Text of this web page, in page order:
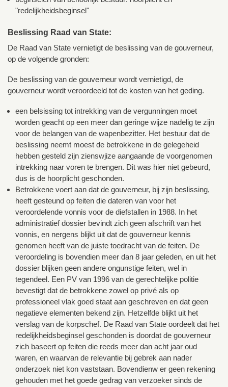
"redelijkheidsbeginsel"
Beslissing Raad van State:
De Raad van State vernietigt de beslissing van de gouverneur,
op de volgende gronden:
De beslissing van de gouverneur wordt vernietigd, de
gouverneur wordt veroordeeld tot de kosten van het geding.
een belsissing tot intrekking van de vergunningen moet
worden geacht op een meer dan geringe wijze nadelig te zijn
voor de belangen van de wapenbezitter. Het bestuur dat de
beslissing neemt moest de betrokkene in de gelegeheid
hebben gesteld zijn zienswjize aangaande de voorgenomen
intrekking naar voren te brengen. Dit was hier niet gebeurd,
dus is de hoorplicht geschonden.
Betrokkene voert aan dat de gouverneur, bij zijn beslissing,
heeft gesteund op feiten die dateren van voor het
veroordelende vonnis voor de diefstallen in 1988. In het
administratief dossier bevindt zich geen afschrift van het
vonnis, en nergens blijkt uit dat de gouverneur kennis
genomen heeft van de juiste toedracht van de feiten. De
veroordeling is bovendien meer dan 8 jaar geleden, en uit het
dossier blijken geen andere ongunstige feiten, wel in
tegendeel. Een PV van 1996 van de gerechtelijke politie
bevestigt dat de betrokkene zowel op privé als op
professioneel vlak goed staat aan geschreven en dat geen
negatieve elementen bekend zijn. Hetzelfde blijkt uit het
verslag van de korpschef. De Raad van State oordeelt dat het
redelijkheidsbeginsel geschonden is doordat de gouverneur
zich baseert op feiten die reeds meer dan acht jaar oud
waren, en waarvan de relevantie bij gebrek aan nader
onderzoek niet kon vaststaan. Bovendienw er geen rekening
gehouden met het goede gedrag van verzoeker sinds de